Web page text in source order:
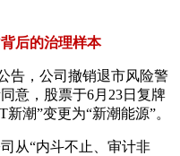
后的治理样本
告，公司撤销退市风险警
意，股票于6月23日复牌
潮”变更为“新潮能源”。
从“内斗不止、审计非